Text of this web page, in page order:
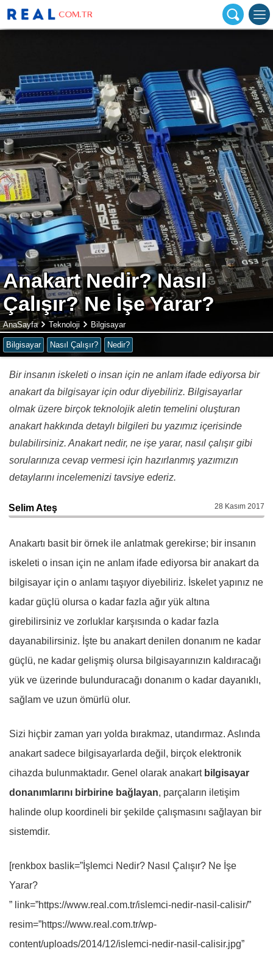
Anakart Nedir? Nasıl
Çalışır? Ne İşe Yarar?
AnaSayfa Teknoloji Bilgisayar
Bilgisayar Nasıl Çalışır? Nedir?
Bir insanın iskeleti o insan için ne anlam ifade ediyorsa bir
anakart da bilgisayar için odur diyebiliriz. Bilgisayarlar
olmak üzere birçok teknolojik aletin temelini oluşturan
anakart hakkında detaylı bilgileri bu yazımız içerisinde
bulabilirsiniz. Anakart nedir, ne işe yarar, nasıl çalışır gibi
sorularınıza cevap vermesi için hazırlanmış yazımızın
detaylarını incelemenizi tavsiye ederiz.
Selim Ateş 28 Kasım 2017
Anakartı basit bir örnek ile anlatmak gerekirse; bir insanın
iskeleti o insan için ne anlam ifade ediyorsa bir anakart da
bilgisayar için o anlamı taşıyor diyebiliriz. İskelet yapınız ne
kadar güçlü olursa o kadar fazla ağır yük altına
girebilirsiniz ve zorluklar karşısında o kadar fazla
dayanabilirsiniz. İşte bu anakart denilen donanım ne kadar
güçlü, ne kadar gelişmiş olursa bilgisayarınızın kaldıracağı
yük ve üzerinde bulunduracağı donanım o kadar dayanıklı,
sağlam ve uzun ömürlü olur.
Sizi hiçbir zaman yarı yolda bırakmaz, utandırmaz. Aslında
anakart sadece bilgisayarlarda değil, birçok elektronik
cihazda bulunmaktadır. Genel olarak anakart bilgisayar
donanımlarını birbirine bağlayan, parçaların iletişim
halinde olup koordineli bir şekilde çalışmasını sağlayan bir
sistemdir.
[renkbox baslik=”İşlemci Nedir? Nasıl Çalışır? Ne İşe
Yarar?
” link=”https://www.real.com.tr/islemci-nedir-nasil-calisir/”
resim=”https://www.real.com.tr/wp-
content/uploads/2014/12/islemci-nedir-nasil-calisir.jpg”